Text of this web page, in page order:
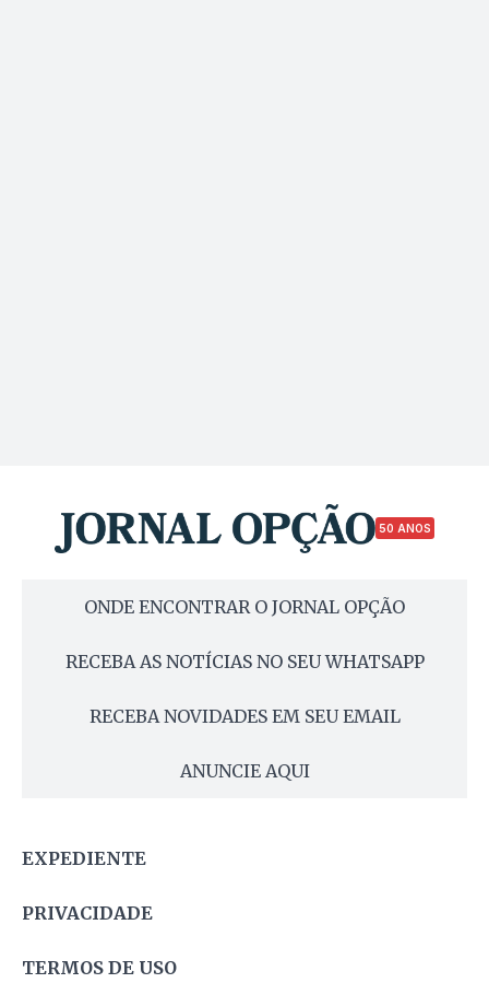
50 ANOS
ONDE ENCONTRAR O JORNAL OPÇÃO
RECEBA AS NOTÍCIAS NO SEU WHATSAPP
RECEBA NOVIDADES EM SEU EMAIL
ANUNCIE AQUI
EXPEDIENTE
PRIVACIDADE
TERMOS DE USO